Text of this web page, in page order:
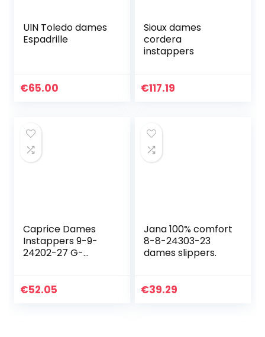
UIN Toledo dames
Espadrille
€65.00
Sioux dames
cordera
instappers
€117.19
Caprice Dames
Instappers 9-9-
24202-27 G-
€52.05
Jana 100% comfort
8-8-24303-23
dames slippers.
€39.29